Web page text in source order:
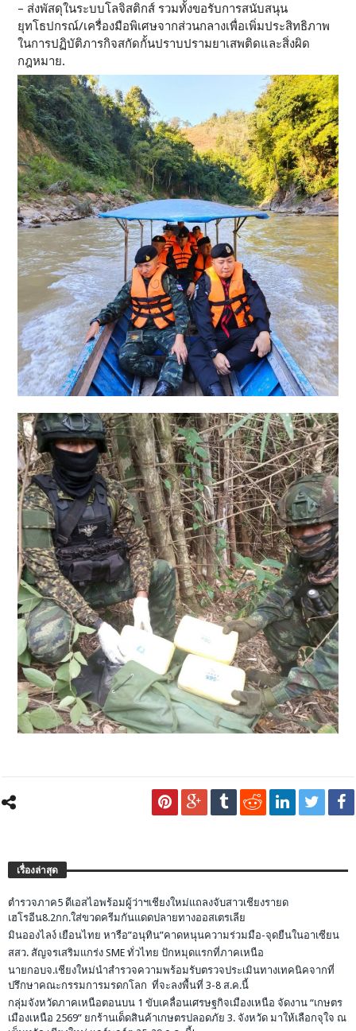
– ส่งพัสดุในระบบโลจิสติกส์ รวมทั้งขอรับการสนับสนุน
ยุทโธปกรณ์/เครื่องมือพิเศษจากส่วนกลางเพื่อเพิ่มประสิทธิภาพ
ในการปฏิบัติภารกิจสกัดกั้นปราบปรามยาเสพติดและสิ่งผิด
กฎหมาย.
เรื่องล่าสุด
ตำรวจภาค5 ดีเอสไอพร้อมผู้ว่าฯเชียงใหม่แถลงจับสาวเชียงรายด
เฮโรอีน8.2กก.ใส่ขวดครีมกันแดดปลายทางออสเตรเลีย
มินอองไลง์ เยือนไทย หารือ”อนุทิน”คาดหนุนความร่วมมือ-จุดยืนในอาเซียน
สสว. สัญจรเสริมแกร่ง SME ทั่วไทย ปักหมุดแรกที่ภาคเหนือ
นายกอบจ.เชียงใหม่นำสำรวจความพร้อมรับตรวจประเมินทางเทคนิคจากที่
ปรึกษาคณะกรรมการมรดกโลก ที่จะลงพื้นที่ 3-8 ส.ค.นี้
กลุ่มจังหวัดภาคเหนือตอนบน 1 ขับเคลื่อนเศรษฐกิจเมืองเหนือ จัดงาน “เกษตร
เมืองเหนือ 2569” ยกร้านเด็ดสินค้าเกษตรปลอดภัย 3. จังหวัด มาให้เลือกจุใจ ณ